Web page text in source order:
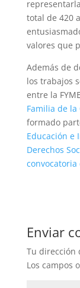
total de 420
valores que
Además de
los trabajos
entre la
Familia de
formado
Educación e
Derechos
convocatoria
Enviar
Tu dirección
Los campos